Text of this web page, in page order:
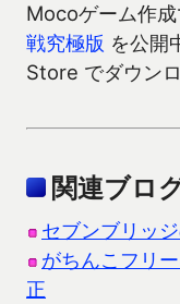
Mocoゲーム作
戦究極版 を公開
Store でダウン
関連ブロ
セブンブリッ
がちんこフリ
正